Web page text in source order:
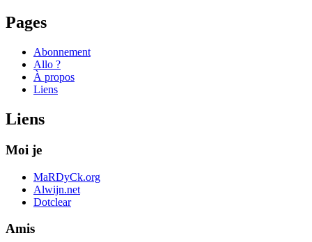
Pages
Abonnement
Allo ?
À propos
Liens
Liens
Moi je
MaRDyCk.org
Alwijn.net
Dotclear
Amis